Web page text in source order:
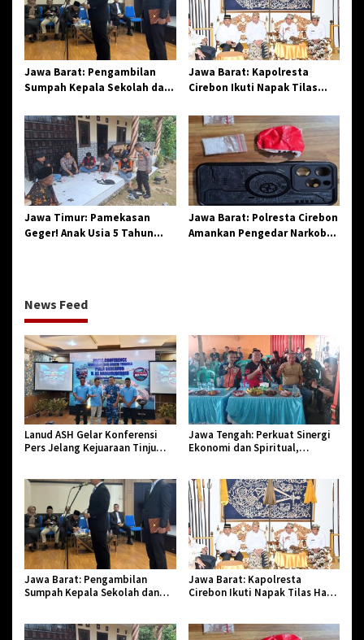
Jawa Barat: Pengambilan
Sumpah Kepala Sekolah dan
Penegasan Integritas
Aparatur Pendidikan dan
Birokrasi
Jawa Barat: Kapolresta
Cirebon Ikuti Napak Tilas
Sinergi dan Pelestarian
Sejarah
Jawa Timur: Pamekasan
Geger! Anak Usia 5 Tahun
Jawa Barat: Polresta Cirebon
Amankan Pengedar Narkoba
News Feed
Lanud ASH Gelar Konferensi
Pers Jelang Kejuaraan Tinju
Jawa Tengah: Perkuat Sinergi
Ekonomi dan Spiritual,
Jawa Barat: Pengambilan
Sumpah Kepala Sekolah dan
Pendidikan dan Birokrasi
Jawa Barat: Kapolresta
Cirebon Ikuti Napak Tilas Hari